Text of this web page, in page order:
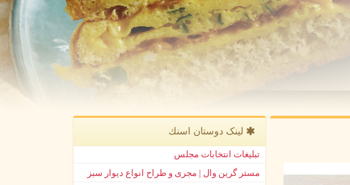
لینک دوستان اسنك
تبلیغات انتخابات مجلس
مستر گرین وال | مجری و طراح انواع دیوار سبز